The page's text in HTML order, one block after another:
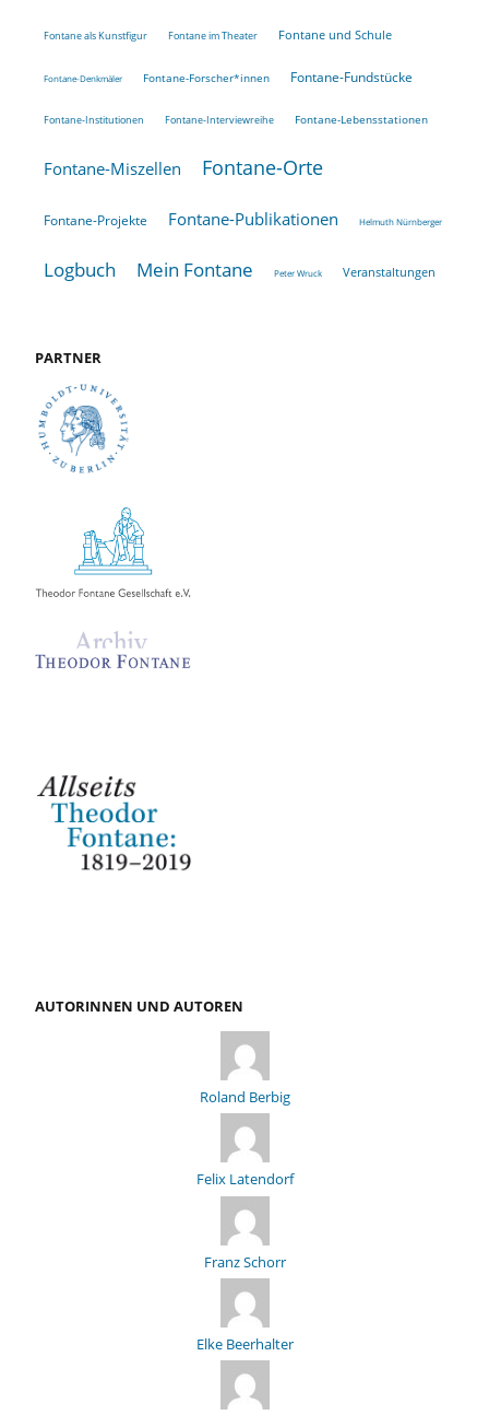
Fontane als Kunstfigur Fontane im Theater Fontane und Schule
Fontane-Denkmäler Fontane-Forscher*innen Fontane-Fundstücke
Fontane-Institutionen Fontane-Interviewreihe Fontane-Lebensstationen
Fontane-Miszellen Fontane-Orte
Fontane-Projekte Fontane-Publikationen Helmuth Nürnberger
Logbuch Mein Fontane Peter Wruck Veranstaltungen
PARTNER
AUTORINNEN UND AUTOREN
Roland Berbig
Felix Latendorf
Franz Schorr
Elke Beerhalter